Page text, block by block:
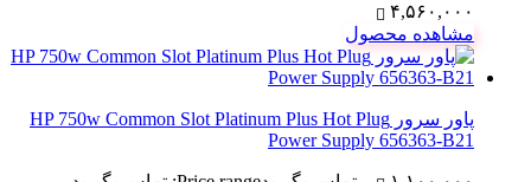
۴,۵۶۰,۰۰۰
مشاهده محصول
پاور سرور HP 750w Common Slot Platinum Plus Hot Plug
Power Supply 656363-B21